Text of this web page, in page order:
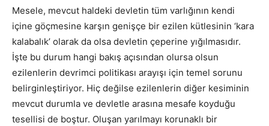
Mesele, mevcut haldeki devletin tüm varlığının kendi
içine göçmesine karşın genişçe bir ezilen kütlesinin ‘kara
kalabalık’ olarak da olsa devletin çeperine yığılmasıdır.
İşte bu durum hangi bakış açısından olursa olsun
ezilenlerin devrimci politikası arayışı için temel sorunu
belirginleştiriyor. Hiç değilse ezilenlerin diğer kesiminin
mevcut durumla ve devletle arasına mesafe koyduğu
tesellisi de boştur. Oluşan yarılmayı korunaklı bir